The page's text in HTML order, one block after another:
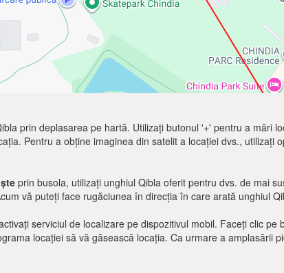
prin deplasarea pe hartă. Utilizați butonul '+' pentru a mări
Pentru a obține imaginea din satelit a locației dvs., utilizați
prin busola, utilizați unghiul Qibla oferit pentru dvs. de mai
vă puteți face rugăciunea în direcția în care arată unghiul
serviciul de localizare pe dispozitivul mobil. Faceți clic
locației să vă găsească locația. Ca urmare a amplasării